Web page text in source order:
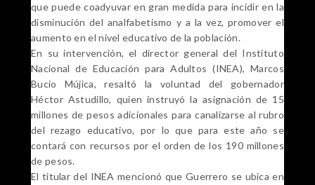
que puede coadyuvar en gran medida para incidir en la
disminución del analfabetismo y a la vez, promover el
aumento en el nivel educativo de la población.
En su intervención, el director general del Instituto
Nacional de Educación para Adultos (INEA), Marcos
Bucio Mújica, resaltó la voluntad del gobernador
Héctor Astudillo, quien instruyó la asignación de 15
millones de pesos adicionales para canalizarse al rubro
del rezago educativo, por lo que para este año se
contará con recursos por el orden de los 190 millones
de pesos.
El titular del INEA mencionó que Guerrero se ubica en